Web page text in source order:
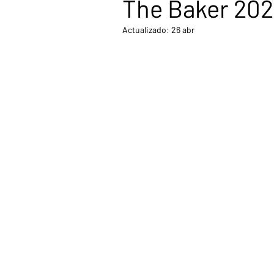
The Baker
Actualizado: 26 abr